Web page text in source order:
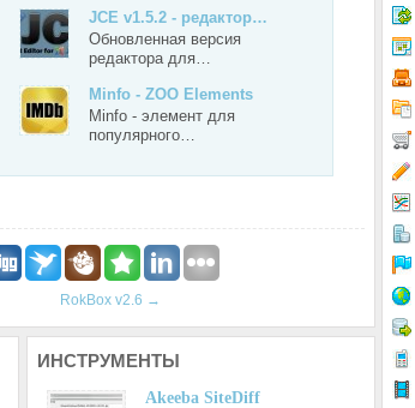
JCE v1.5.2 - редактор…
Обновленная версия
редактора для…
Minfo - ZOO Elements
Minfo - элемент для
популярного…
RokBox v2.6 →
ИНСТРУМЕНТЫ
Akeeba SiteDiff